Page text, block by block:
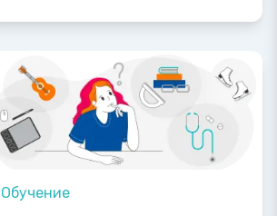
Обучение